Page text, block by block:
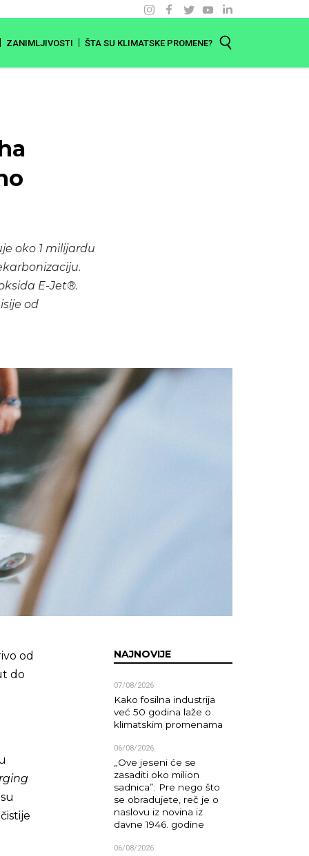
ZANIMLJIVOSTI ŠTA SU KLIMATSKE PROMENE?
oko 1 milijardu
E-Jet®.
od
od
do
NAJNOVIJE
07/08/2026
Kako fosilna industrija
već 50 godina laže o
klimatskim promenama
06/08/2026
„Ove jeseni će se
zasaditi oko milion
sadnica”: Pre nego što
se obradujete, reč je o
naslovu iz novina iz
davne 1946. godine
06/08/2026